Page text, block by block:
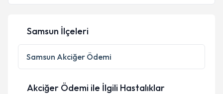
Samsun İlçeleri
Samsun Akciğer Ödemi
Akciğer Ödemi ile İlgili Hastalıklar